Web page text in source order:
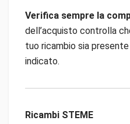
Verifica sempre la
dell’acquisto controlla
tuo ricambio sia
indicato.
Ricambi STEME